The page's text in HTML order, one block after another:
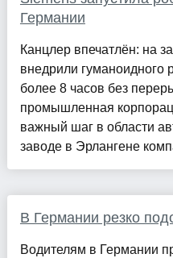
Германии
Канцлер впечатлён: на
внедрили гуманоидного
более 8 часов без
промышленная
важный шаг в области
заводе в Эрлангене
В Германии резко
Водителям в Германии